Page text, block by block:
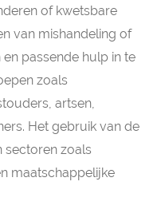
of kwetsbare
van mishandeling of
passende hulp in te
zoals
artsen,
Het gebruik van de
sectoren zoals
maatschappelijke